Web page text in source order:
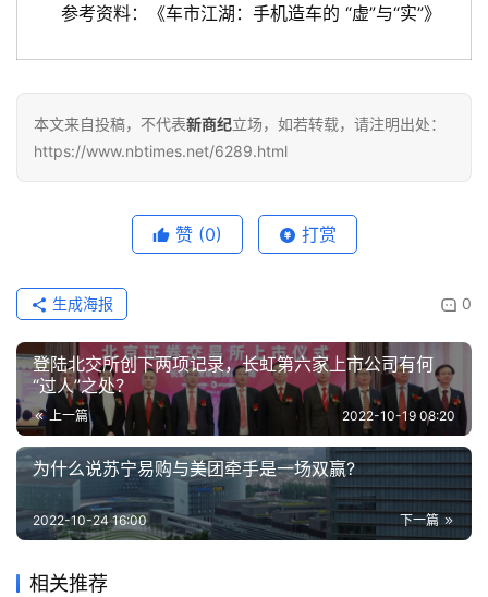
参考资料：《车市江湖：手机造车的 “虚”与“实”》
本文来自投稿，不代表新商纪立场，如若转载，请注明出处：
https://www.nbtimes.net/6289.html
赞 (0) 打赏
0
生成海报
登陆北交所创下两项记录，长虹第六家上市公司有何
“过人”之处？
上一篇 2022-10-19 08:20
为什么说苏宁易购与美团牵手是一场双赢?
下一篇
2022-10-24 16:00
相关推荐